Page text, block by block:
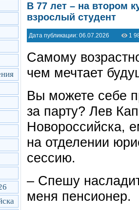
В 77 лет – на втором
взрослый студент
Дата публикации: 06.07.2026 1
Самому
чем мечтает
Вы можете себе
за парту? Лев
Новороссийска,
на отделении
сессию.
– Спешу
меня пенсионер.